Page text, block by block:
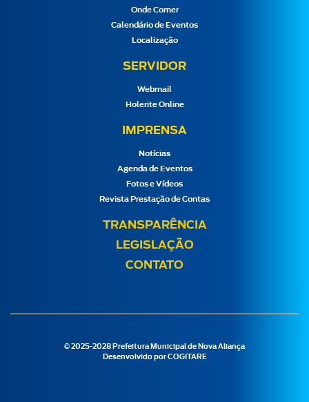
Onde Comer
Calendário de Eventos
Localização
SERVIDOR
Webmail
Holerite Online
IMPRENSA
Notícias
Agenda de Eventos
Fotos e Vídeos
Revista Prestação de Contas
TRANSPARÊNCIA
LEGISLAÇÃO
CONTATO
© 2025-2028 Prefeitura Municipal de Nova Aliança
Desenvolvido por COGITARE